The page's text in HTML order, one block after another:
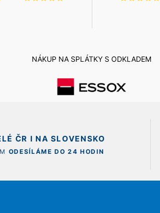
NÁKUP NA SPLÁTKY S ODKLADEM
ČR I NA SLOVENSKO
ODESÍLÁME DO 24 HODIN